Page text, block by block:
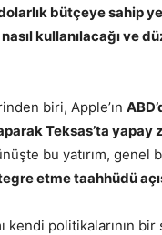
bütçeye sahip
kullanılacağı ve
biri, Apple’ın
Teksas’ta
bu yatırım,
etme taahhüdü
kendi politikalarının